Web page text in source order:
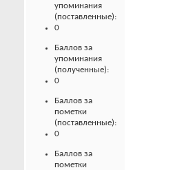
упоминания
(поставленные):
0
Баллов за
упоминания
(полученные):
0
Баллов за
пометки
(поставленные):
0
Баллов за
пометки